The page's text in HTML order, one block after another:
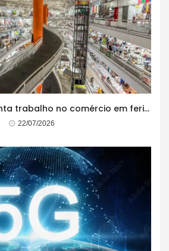
Acordo regulamenta trabalho no comércio em feriados
22/07/2026